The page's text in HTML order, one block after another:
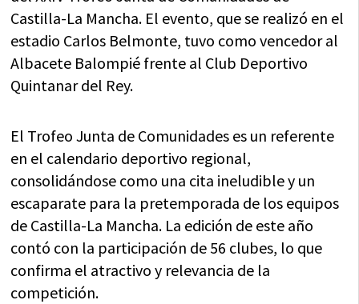
Castilla-La Mancha. El evento, que se realizó en el
estadio Carlos Belmonte, tuvo como vencedor al
Albacete Balompié frente al Club Deportivo
Quintanar del Rey.
El Trofeo Junta de Comunidades es un referente
en el calendario deportivo regional,
consolidándose como una cita ineludible y un
escaparate para la pretemporada de los equipos
de Castilla-La Mancha. La edición de este año
contó con la participación de 56 clubes, lo que
confirma el atractivo y relevancia de la
competición.